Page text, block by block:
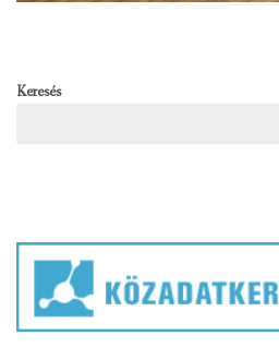
Keresés